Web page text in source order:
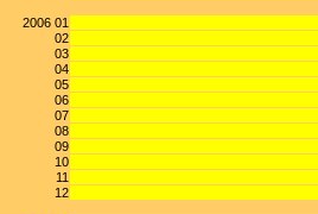
2006 01
02
03
04
05
06
07
08
09
10
11
12